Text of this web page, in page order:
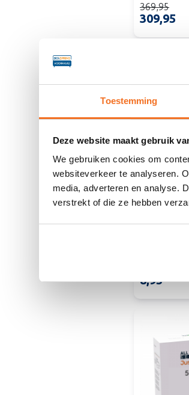
Toestemming
Deze website maakt gebruik
We gebruiken cookies om
websiteverkeer te analyseren.
media, adverteren en analyse.
verstrekt of die ze hebben
309,95
369,95
meubelvilt
8,95